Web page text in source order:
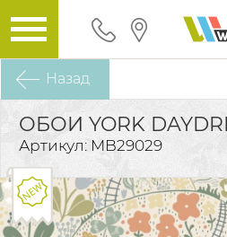
Назад
ОБОИ YORK
Артикул: MB29029